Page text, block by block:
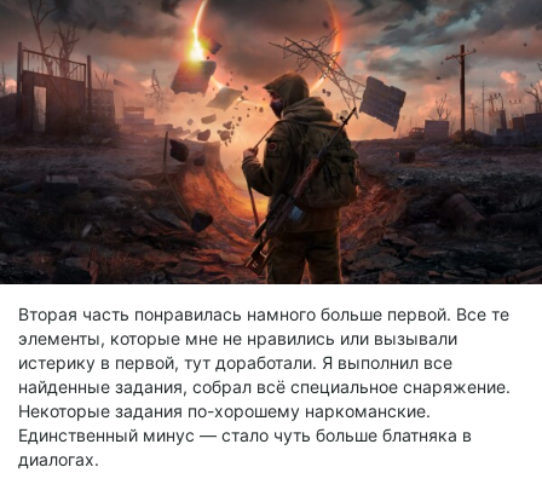
Вторая часть понравилась намного больше первой. Все те
элементы, которые мне не нравились или вызывали
истерику в первой, тут доработали. Я выполнил все
найденные задания, собрал всё специальное снаряжение.
Некоторые задания по-хорошему наркоманские.
Единственный минус — стало чуть больше блатняка в
диалогах.